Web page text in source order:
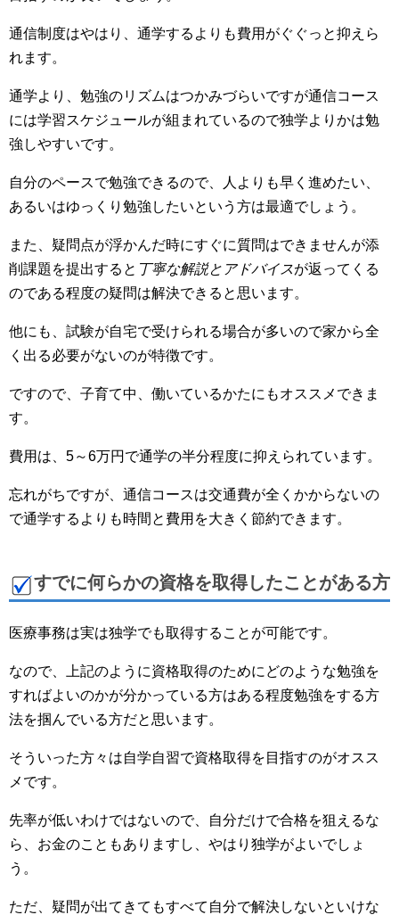
通信制度はやはり、通学するよりも費用がぐぐっと抑えら
れます。
通学より、勉強のリズムはつかみづらいですが通信コース
には学習スケジュールが組まれているので独学よりかは勉
強しやすいです。
自分のペースで勉強できるので、人よりも早く進めたい、
あるいはゆっくり勉強したいという方は最適でしょう。
また、疑問点が浮かんだ時にすぐに質問はできませんが添
削課題を提出すると 丁寧な解説とアドバイスが返ってくる
のである程度の疑問は解決できると思います。
他にも、試験が自宅で受けられる場合が多いので家から全
く出る必要がないのが特徴です。
ですので、子育て中、働いているかたにもオススメできま
す。
費用は、5～6万円で通学の半分程度に抑えられています。
忘れがちですが、通信コースは交通費が全くかからないの
で通学するよりも時間と費用を大きく節約できます。
すでに何らかの資格を取得したことがある方
医療事務は実は独学でも取得することが可能です。
なので、上記のように資格取得のためにどのような勉強を
すればよいのかが分かっている方はある程度勉強をする方
法を掴んでいる方だと思います。
そういった方々は自学自習で資格取得を目指すのがオスス
メです。
先率が低いわけではないので、自分だけで合格を狙えるな
ら、お金のこともありますし、やはり独学がよいでしょ
う。
ただ、疑問が出てきてもすべて自分で解決しないといけな